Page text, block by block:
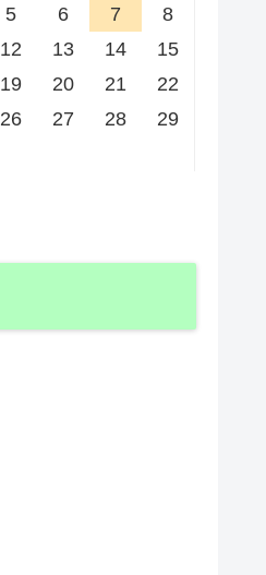
5 6 7
8
12 13 14
15
19 20 21
22
26 27 28
29